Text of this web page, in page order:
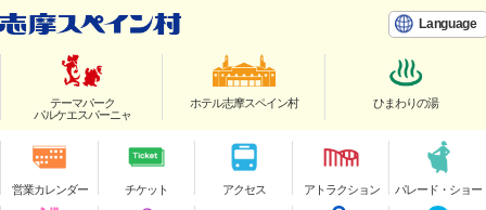
Language
テーマパーク
パルケエスパーニャ
ホテル志摩スペイン村 ひまわりの湯
営業カレンダー チケット アクセス アトラクション パレード・ショー